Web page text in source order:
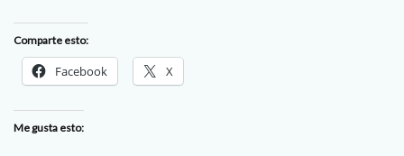
Comparte esto:
Facebook X
Me gusta esto: